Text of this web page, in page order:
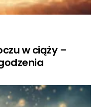
w ciąży –